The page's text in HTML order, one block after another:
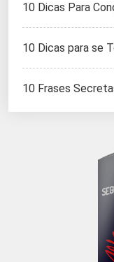
10 Dicas Para
10 Dicas para se
10 Frases